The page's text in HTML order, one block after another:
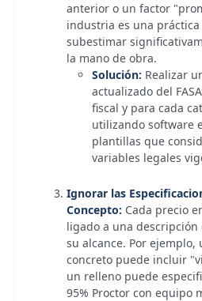
anterior o un factor
industria es una
subestimar
la mano de obra.
Solución: Realizar
actualizado del
fiscal y para cada
utilizando software
plantillas que
variables legales
Ignorar las
Concepto: Cada precio
ligado a una
su alcance. Por ejemplo,
concreto puede incluir
un relleno puede
95% Proctor con equipo